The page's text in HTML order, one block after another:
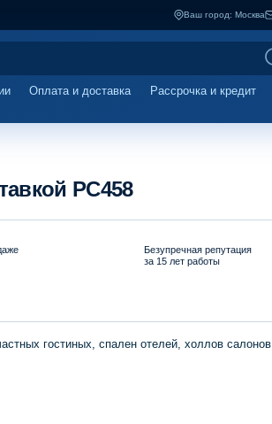
Ваш город: Москва
Оплата и доставка Рассрочка и кредит
PC458
Безупречная репутация
за 15 лет работы
гостиных, спален отелей, холлов салонов